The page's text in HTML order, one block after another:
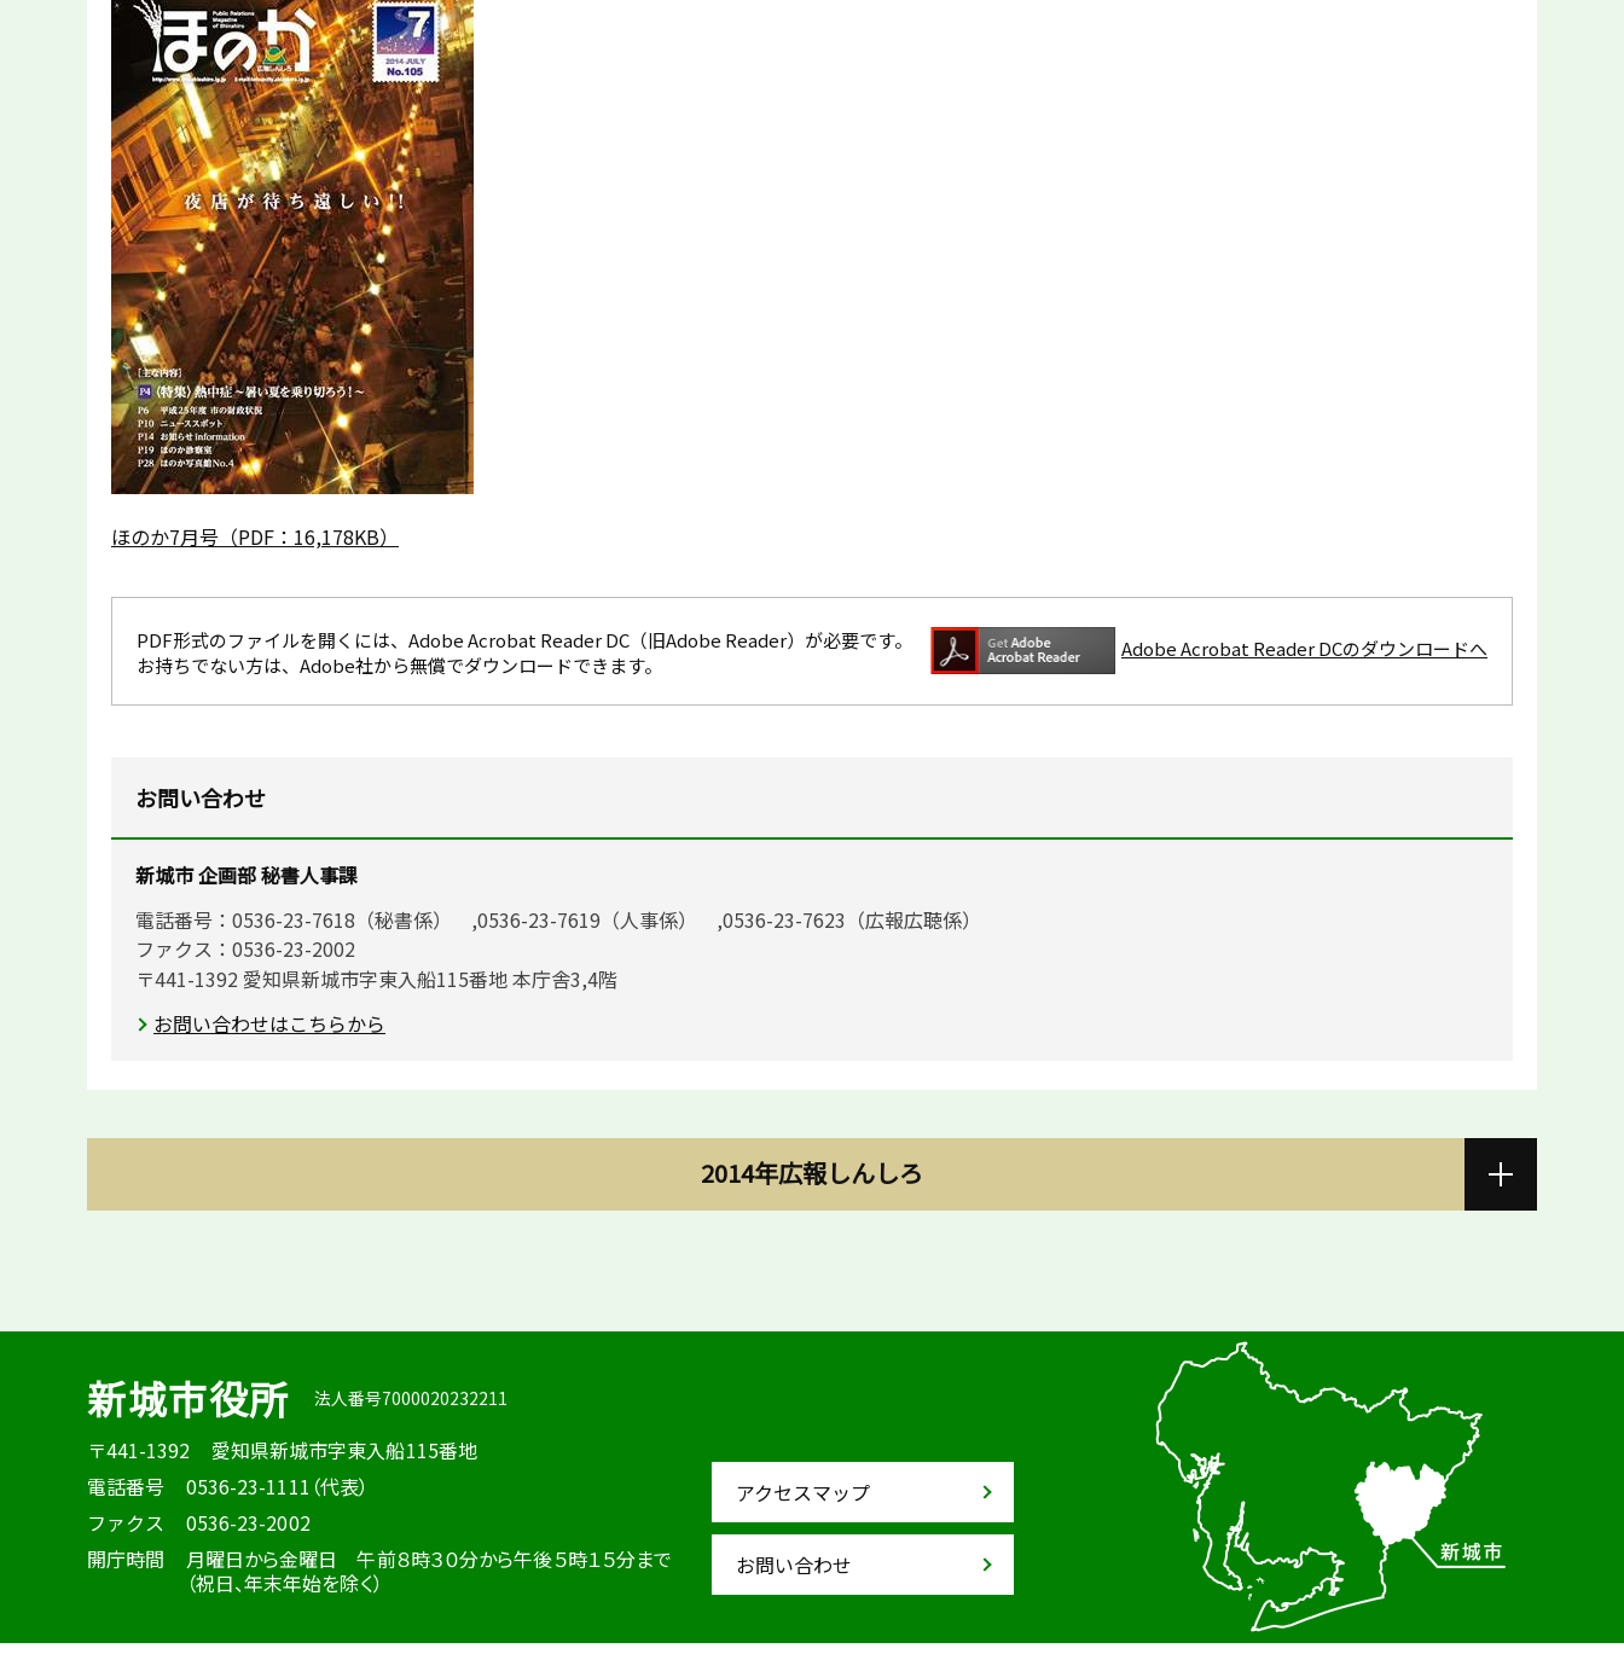
ほのか7月号（PDF：16,178KB）
PDF形式のファイルを開くには、Adobe Acrobat Reader DC（旧Adobe Reader）が必要です。
お持ちでない方は、Adobe社から無償でダウンロードできます。
Adobe Acrobat Reader DCのダウンロードへ
お問い合わせ
新城市 企画部 秘書人事課
電話番号：0536-23-7618（秘書係） ,0536-23-7619（人事係） ,0536-23-7623（広報広聴係）
ファクス：0536-23-2002
〒441-1392 愛知県新城市字東入船115番地 本庁舎3,4階
お問い合わせはこちらから
2014年広報しんしろ
新城市役所 法人番号7000020232211
〒441-1392
愛知県新城市字東入船115番地
電話番号
0536-23-1111（代表）
ファクス
0536-23-2002
開庁時間
月曜日から金曜日 午前８時３０分から午後５時１５分まで
（祝日、年末年始を除く）
アクセスマップ
お問い合わせ